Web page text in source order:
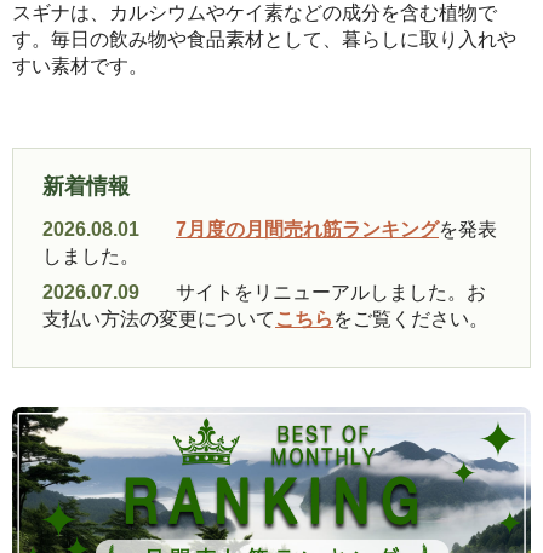
スギナは、カルシウムやケイ素などの成分を含む植物で
す。毎日の飲み物や食品素材として、暮らしに取り入れや
すい素材です。
新着情報
2026.08.01 7月度の月間売れ筋ランキングを発表
しました。
2026.07.09
サイトをリニューアルしました。お
支払い方法の変更について こちら をご覧ください。